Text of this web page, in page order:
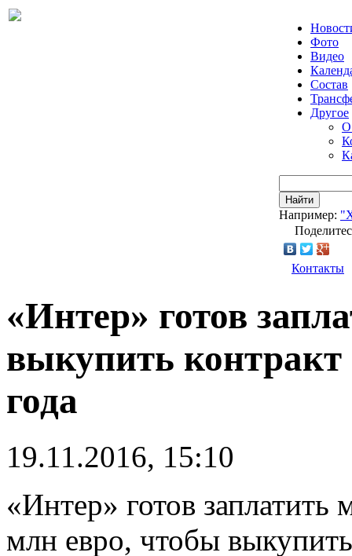
Фото
Видео
Состав
Другое
О
Найти
Например:
Контакты
«Интер» готов
выкупить
года
19.11.2016, 15:10
«Интер» готов
млн евро, чтобы выкупить